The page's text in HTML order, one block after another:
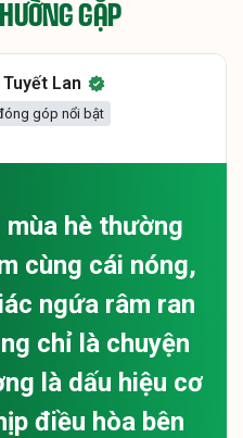
GẶP
Lan
góp nổi bật
hè thường
cùng cái nóng,
ngứa râm ran
chỉ là chuyện
là dấu hiệu cơ
điều hòa bên